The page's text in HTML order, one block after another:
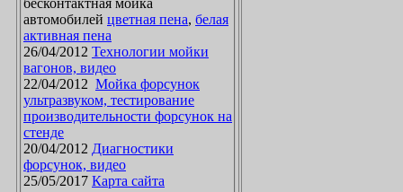
автомобилей цветная пена, белая
активная пена
26/04/2012 Технологии мойки
вагонов, видео
22/04/2012 Мойка форсунок
ультразвуком, тестирование
производительности форсунок на
стенде
20/04/2012 Диагностики
форсунок, видео
25/05/2017 Карта сайта